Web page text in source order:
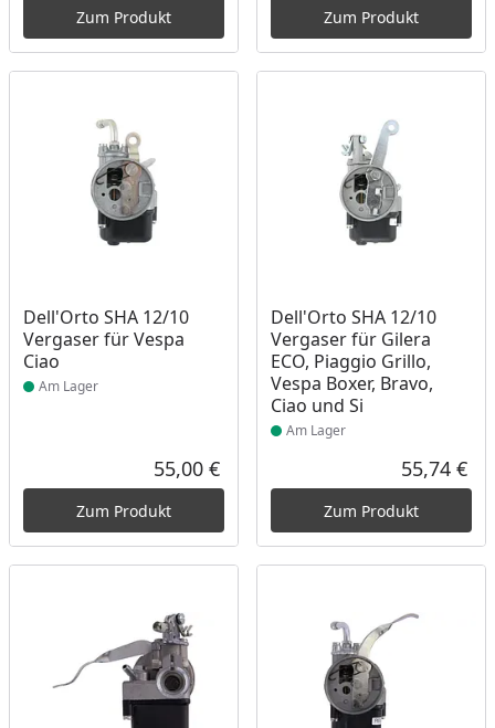
Zum Produkt Zum Produkt
Dell'Orto SHA 12/10
Vergaser für Vespa
Ciao
Produkt am Lager
Am Lager
Aktueller Preis
55,00 €
Zum Produkt
Dell'Orto SHA 12/10
Vergaser für Gilera
ECO, Piaggio Grillo,
Vespa Boxer, Bravo,
Ciao und Si
Produkt am Lager
Am Lager
55,74 €
Zum Produkt